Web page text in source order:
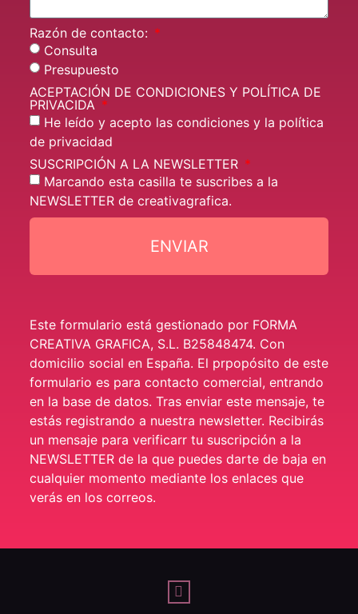
Razón de contacto:
Consulta
Presupuesto
ACEPTACIÓN DE CONDICIONES Y POLÍTICA DE
PRIVACIDA
He leído y acepto las condiciones y la política
de privacidad
SUSCRIPCIÓN A LA NEWSLETTER
Marcando esta casilla te suscribes a la
NEWSLETTER de creativagrafica.
ENVIAR
Este formulario está gestionado por FORMA
CREATIVA GRAFICA, S.L. B25848474. Con
domicilio social en España. El prpopósito de este
formulario es para contacto comercial, entrando
en la base de datos. Tras enviar este mensaje, te
estás registrando a nuestra newsletter. Recibirás
un mensaje para verificarr tu suscripción a la
NEWSLETTER de la que puedes darte de baja en
cualquier momento mediante los enlaces que
verás en los correos.